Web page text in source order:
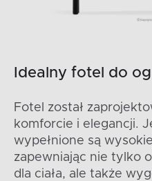
Idealny fotel do
Fotel został
komforcie i elegancji.
wypełnione są
zapewniając nie tylko
dla ciała, ale także